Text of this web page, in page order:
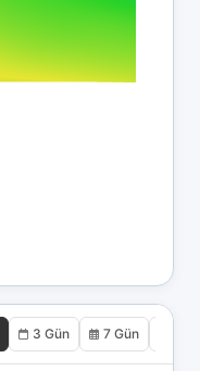
3 Gün 7 Gün